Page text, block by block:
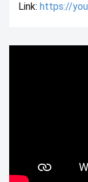
Link: https://